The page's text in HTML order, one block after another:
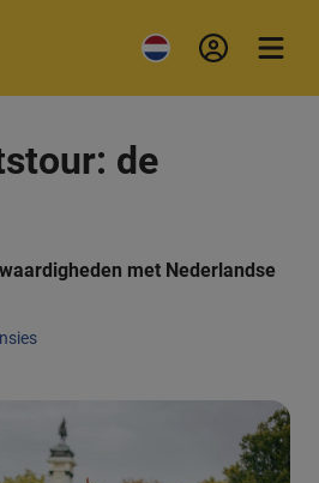
de
met Nederlandse